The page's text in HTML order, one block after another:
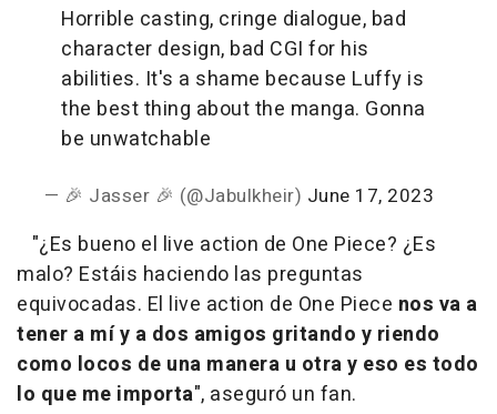
Horrible casting, cringe dialogue, bad
character design, bad CGI for his
abilities. It's a shame because Luffy is
the best thing about the manga. Gonna
be unwatchable
— 🎉 Jasser 🎉 (@Jabulkheir) June 17, 2023
"¿Es bueno el live action de One Piece? ¿Es
malo? Estáis haciendo las preguntas
equivocadas. El live action de One Piece nos va a
tener a mí y a dos amigos gritando y riendo
como locos de una manera u otra y eso es todo
lo que me importa", aseguró un fan.